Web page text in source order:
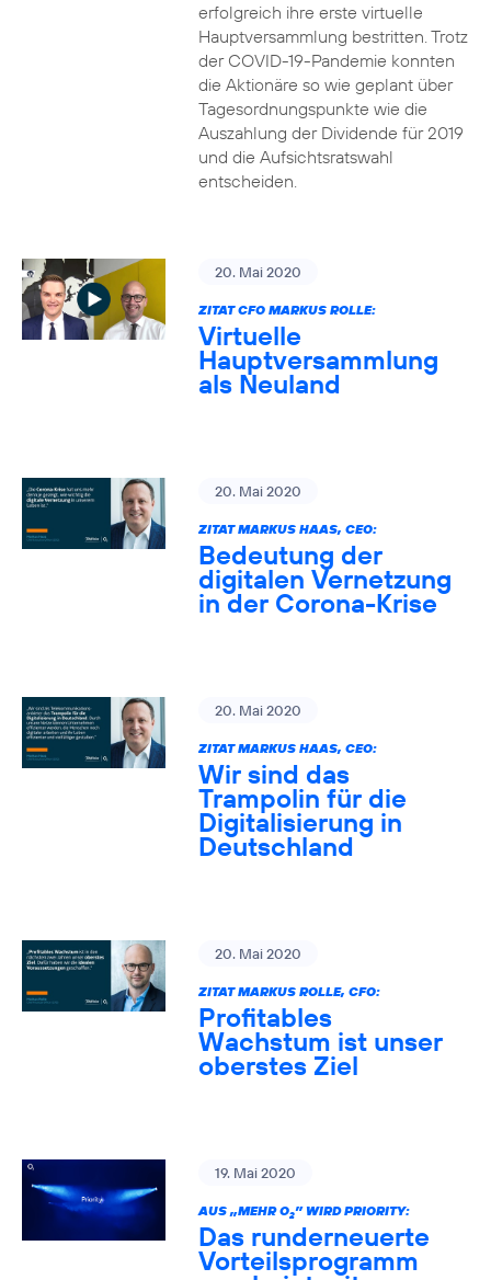
erfolgreich ihre erste virtuelle
Hauptversammlung bestritten. Trotz
der COVID-19-Pandemie konnten
die Aktionäre so wie geplant über
Tagesordnungspunkte wie die
Auszahlung der Dividende für 2019
und die Aufsichtsratswahl
entscheiden.
20. Mai 2020
ZITAT CFO MARKUS ROLLE:
Virtuelle
Hauptversammlung
als Neuland
20. Mai 2020
ZITAT MARKUS HAAS, CEO:
Bedeutung der
digitalen Vernetzung
in der Corona-Krise
20. Mai 2020
ZITAT MARKUS HAAS, CEO:
Wir sind das
Trampolin für die
Digitalisierung in
Deutschland
20. Mai 2020
ZITAT MARKUS ROLLE, CFO:
Profitables
Wachstum ist unser
oberstes Ziel
19. Mai 2020
AUS „MEHR O2” WIRD PRIORITY:
Das runderneuerte
Vorteilsprogramm